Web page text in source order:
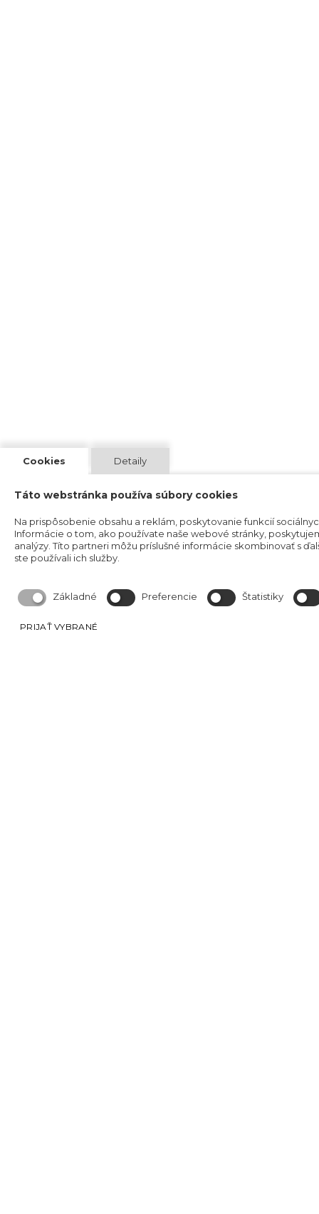
Cookies Detaily
Táto webstránka používa súbory cookies
Na prispôsobenie obsahu a reklám, poskytovanie funkcií
Informácie o tom, ako používate naše webové stránky,
analýzy. Títo partneri môžu príslušné informácie skombinovať s
ste používali ich služby.
Základné Preferencie Štatistiky
PRIJAŤ VYBRANÉ